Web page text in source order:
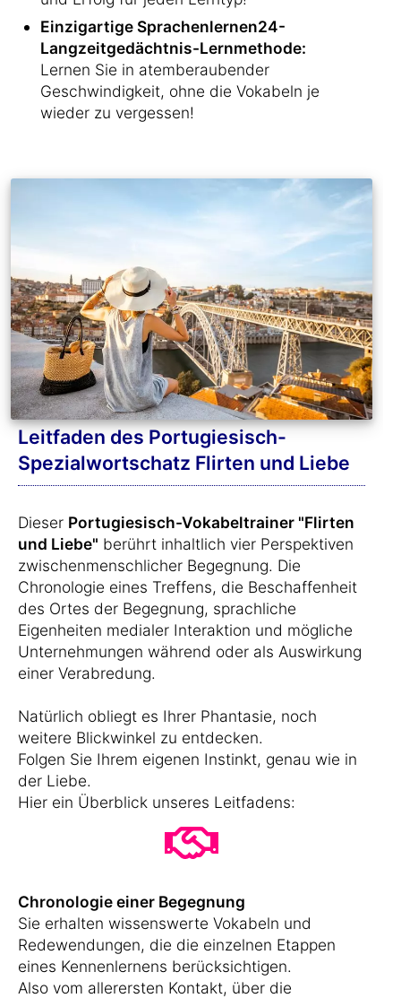
Einzigartige Sprachenlernen24-
Langzeitgedächtnis-Lernmethode:
Lernen Sie in atemberaubender
Geschwindigkeit, ohne die Vokabeln je
wieder zu vergessen!
Leitfaden des Portugiesisch-
Spezialwortschatz Flirten und Liebe
Dieser Portugiesisch-Vokabeltrainer "Flirten
und Liebe" berührt inhaltlich vier Perspektiven
zwischenmenschlicher Begegnung. Die
Chronologie eines Treffens, die Beschaffenheit
des Ortes der Begegnung, sprachliche
Eigenheiten medialer Interaktion und mögliche
Unternehmungen während oder als Auswirkung
einer Verabredung.
Natürlich obliegt es Ihrer Phantasie, noch
weitere Blickwinkel zu entdecken.
Folgen Sie Ihrem eigenen Instinkt, genau wie in
der Liebe.
Hier ein Überblick unseres Leitfadens:
Chronologie einer Begegnung
Sie erhalten wissenswerte Vokabeln und
Redewendungen, die die einzelnen Etappen
eines Kennenlernens berücksichtigen.
Also vom allerersten Kontakt, über die